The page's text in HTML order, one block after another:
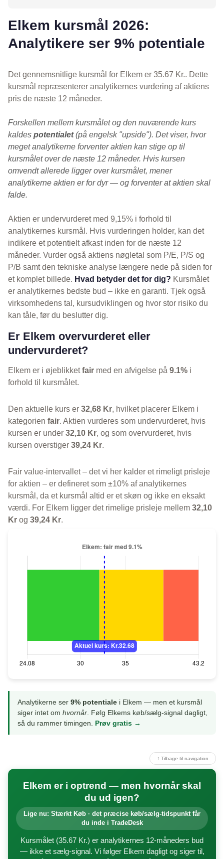
Elkem kursmål 2026:
Analytikere ser 9% potentiale
Det gennemsnitlige kursmål for Elkem er 35.67 Kr.. Dette
kursmål repræsenterer analytikernes vurdering af aktiens
pris de næste 12 måneder.
Forskellen mellem kursmålet og den nuværende kurs
kaldes potentialet(på engelsk "upside"). Det viser, hvor
meget analytikerne forventer aktien kan stige op til
kursmålet over de næste 12 måneder. Hvis kursen
omvendt allerede ligger over kursmålet, mener
analytikerne aktien er for dyr — og forventer at aktien skal
falde.
Aktien er undervurderet med 9,15% i forhold til
analytikernes kursmål. Hvis vurderingen holder, kan det
indikere et potentielt afkast inden for de næste 12
måneder. Vurder også aktiens nøgletal som P/E, P/S og
P/B samt den tekniske analyse længere nede på siden for
et komplet billede. Hvad betyder det for dig? Kursmålet
er analytikernes bedste bud – ikke en garanti. Tjek også
virksomhedens tal, kursudviklingen og hvor stor risiko du
kan tåle, før du beslutter dig.
Er Elkem overvurderet eller
undervurderet?
Elkem er i øjeblikketfair med en afvigelse på 9.1% i
forhold til kursmålet.
Den aktuelle kurs er 32,68 Kr, hvilket placerer Elkem i
kategorien fair. Aktien vurderes som undervurderet, hvis
kursen er under 32,10 Kr, og som overvurderet, hvis
kursen overstiger 39,24 Kr.
Fair value-intervallet – det vi her kalder et rimeligt prisleje
for aktien – er defineret som ±10% af analytikernes
kursmål, da et kursmål altid er et skøn og ikke en eksakt
værdi. For Elkem ligger det rimelige prisleje mellem 32,10
Kr og 39,24 Kr.
Analytikerne ser 9% potentiale i Elkem — men et kursmål
siger intet om hvornår. Følg Elkems køb/sælg-signal dagligt,
så du rammer timingen. Prøv gratis →
↑ Tilbage til navigation
Elkem er i optrend — men hvornår skal
du ud igen?
Lige nu: Stærkt Køb · det præcise køb/sælg-tidspunkt får
du inde i TradeDesk
Kursmålet (35.67 Kr.) er analytikernes 12-måneders bud
— ikke et sælg-signal. Vi følger Elkem dagligt og siger til,